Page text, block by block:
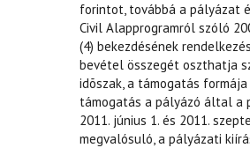
forintot, továbbá a pályázat
Civil Alapprogramról szóló
(4) bekezdésének
bevétel összegét oszthatja
idõszak, a támogatás
támogatás a pályázó által a
2011. június 1. és 2011.
megvalósuló, a pályázati